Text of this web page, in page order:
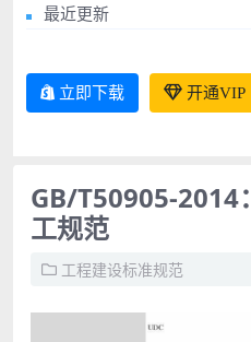
最近更新
立即下载 开通VIP
GB/T50905-2014
工规范
工程建设标准规范